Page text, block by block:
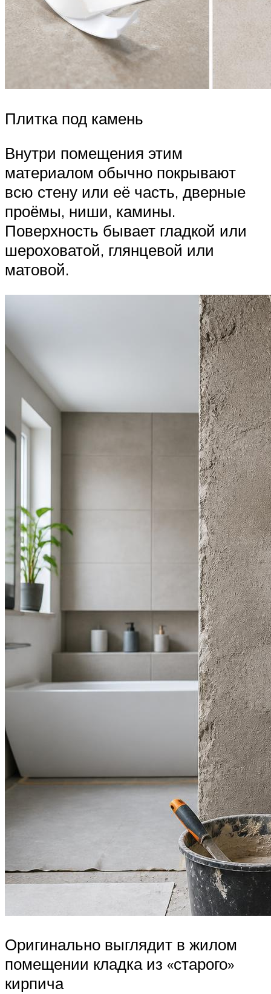
Плитка под камень
Внутри помещения этим
материалом обычно покрывают
всю стену или её часть, дверные
проёмы, ниши, камины.
Поверхность бывает гладкой или
шероховатой, глянцевой или
матовой.
Оригинально выглядит в жилом
помещении кладка из «старого»
кирпича